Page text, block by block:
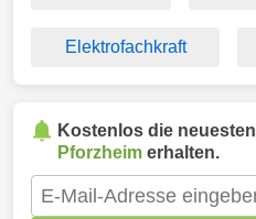
Elektrofachkraft
Kostenlos die neuesten
Pforzheim erhalten.